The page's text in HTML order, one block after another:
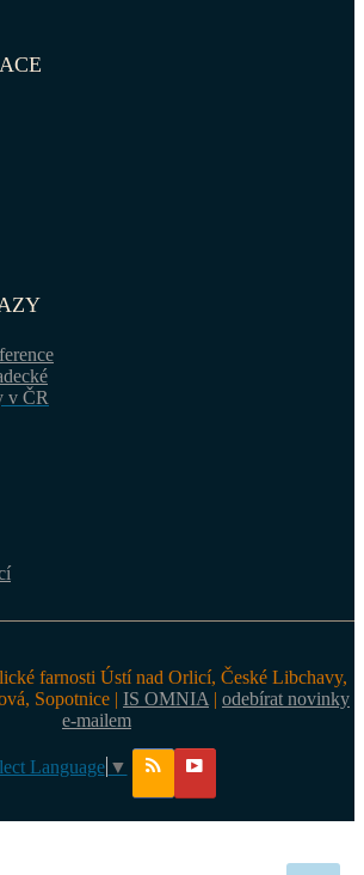
v ČR
farnosti Ústí nad Orlicí, České Libchavy,
Sopotnice | IS OMNIA | odebírat novinky
e-mailem
Language ▼